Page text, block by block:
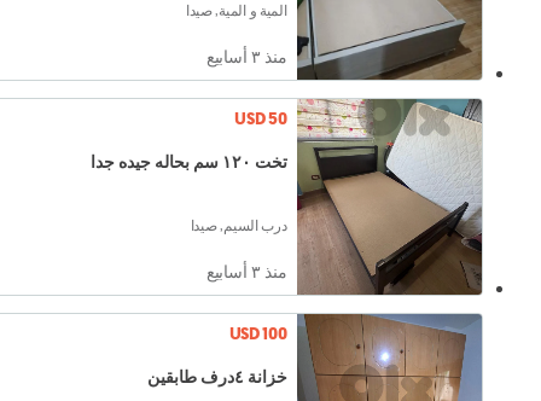
المية و المية, صيدا
منذ ٣ أسابيع
USD 50
تخت ١٢٠ سم بحاله جيده جدا
درب السيم, صيدا
منذ ٣ أسابيع
USD 100
خزانة ٤درف طابقين